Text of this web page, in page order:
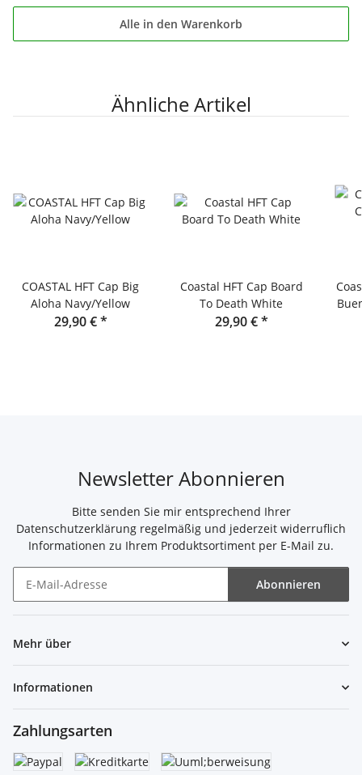
Alle in den Warenkorb
Ähnliche Artikel
COASTAL HFT Cap Big
Aloha Navy/Yellow
29,90 €*
Coastal HFT Cap Board
To Death White
29,90 €*
Newsletter Abonnieren
Bitte senden Sie mir entsprechend Ihrer
Datenschutzerklärung regelmäßig und jederzeit widerruflich
Informationen zu Ihrem Produktsortiment per E-Mail zu.
Abonnieren
Mehr über
Informationen
Zahlungsarten